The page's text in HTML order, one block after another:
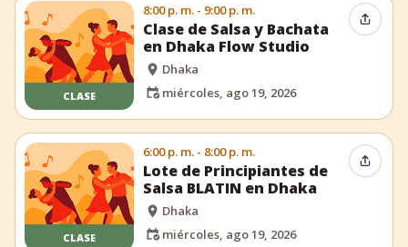
CLASE
8:00 p. m. - 9:00 p. m.
Clase de Salsa y Bachata
en Dhaka Flow Studio
Dhaka
miércoles, ago 19, 2026
CLASE
6:00 p. m. - 8:00 p. m.
Lote de Principiantes de
Salsa BLATIN en Dhaka
Dhaka
miércoles, ago 19, 2026